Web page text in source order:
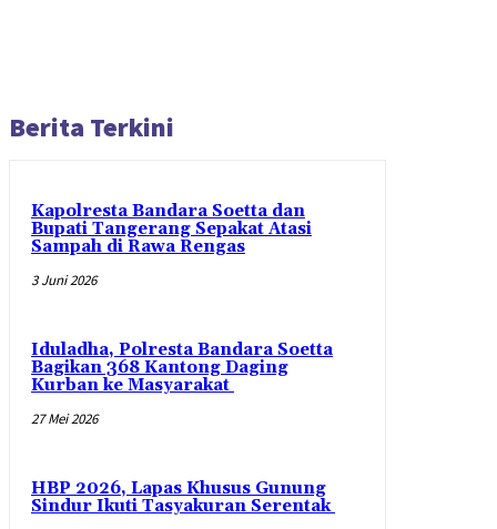
Berita Terkini
Kapolresta Bandara Soetta dan
Bupati Tangerang Sepakat Atasi
Sampah di Rawa Rengas
3 Juni 2026
Iduladha, Polresta Bandara Soetta
Bagikan 368 Kantong Daging
Kurban ke Masyarakat
27 Mei 2026
HBP 2026, Lapas Khusus Gunung
Sindur Ikuti Tasyakuran Serentak